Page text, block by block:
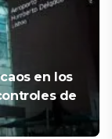
en los
de